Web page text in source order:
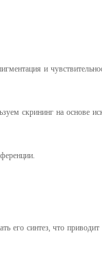
и
на основе
его синтез, что